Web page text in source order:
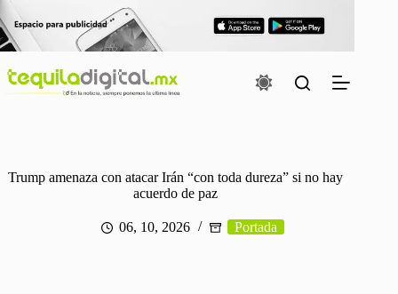
Saltar
al
contenido
Trump amenaza con atacar Irán “con toda dureza” si no hay
acuerdo de paz
06, 10, 2026 Portada